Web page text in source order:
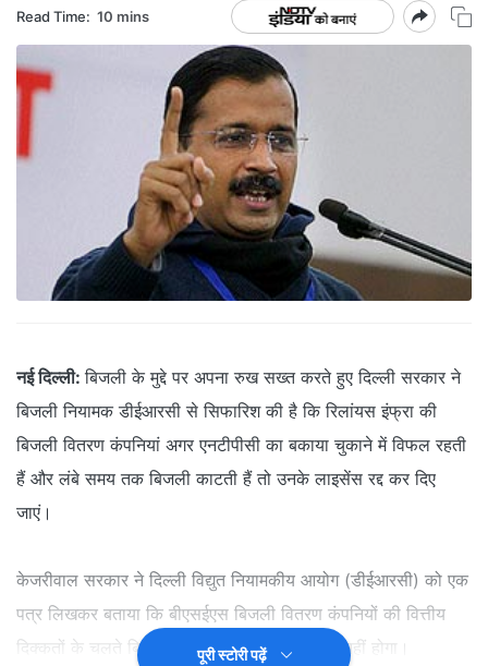
Read Time: 10 mins
नई दिल्ली: बिजली के मुद्दे पर अपना रुख सख्त करते हुए दिल्ली सरकार ने
बिजली नियामक डीईआरसी से सिफारिश की है कि रिलांयस इंफ्रा की
बिजली वितरण कंपनियां अगर एनटीपीसी का बकाया चुकाने में विफल रहती
हैं और लंबे समय तक बिजली काटती हैं तो उनके लाइसेंस रद्द कर दिए
जाएं।
केजरीवाल सरकार ने दिल्ली विद्युत नियामकीय आयोग (डीईआरसी) को एक
पत्र लिखकर बताया कि बीएसईएस बिजली वितरण कंपनियों की वित्तीय
दिक्कतों के चलते बिजली आपूर्ति रोका जाना स्वीकार्य नहीं होगा।
पूरी स्टोरी पढ़ें